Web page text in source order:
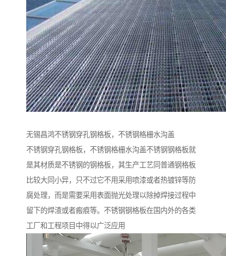
无锡昌鸿不锈钢穿孔钢格板，不锈钢格栅水沟盖
不锈钢穿孔钢格板，不锈钢格栅水沟盖不锈钢钢格板就
是其材质是不锈钢的钢格板，其生产工艺同普通钢格板
比较大同小异，只不过它不用采用喷漆或者热镀锌等防
腐处理，而是需要采用表面抛光处理以除掉焊接过程中
留下的焊渣或者瘢痕等。不锈钢钢格板在国内外的各类
工厂和工程项目中得以广泛应用